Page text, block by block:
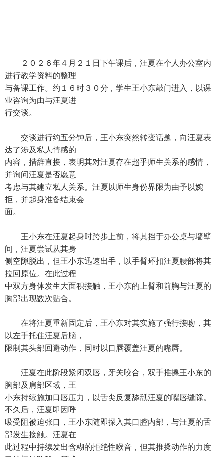
２０２６年４月２１日下午课后，汪夏在个人办公室内
进行教学资料的整理
与备课工作。约１６时３０分，学生王小东敲门进入，以课
业咨询为由与汪夏进
行交谈。
交谈进行约五分钟后，王小东突然转变话题，向汪夏表
达了涉及私人情感的
内容，措辞直接，表明其对汪夏存在超乎师生关系的感情，
并询问汪夏是否愿意
考虑与其建立私人关系。汪夏以师生身份界限为由予以婉
拒，并起身准备结束会
面。
王小东在汪夏起身时跨步上前，将其挡于办公桌与墙壁
间，汪夏尝试从其身
侧空隙脱出，但王小东迅速出手，以手臂环扣汪夏腰部将其
拉回原位。在此过程
中双方身体发生大面积接触，王小东的上臂和前胸与汪夏的
胸部出现数次贴合。
在将汪夏重新固定后，王小东对其实施了强行接吻，其
以左手托住汪夏后脑，
限制其头部回避动作，同时以口唇覆盖汪夏的嘴唇。
汪夏在此阶段紧闭双唇，牙关咬合，双手推搡王小东的
胸部及肩部区域，王
小东持续施加口唇压力，以舌尖反复舔舐汪夏的嘴唇缝隙。
不久后，汪夏即因呼
吸受阻被迫张口，王小东随即探入其口腔内部，与汪夏的舌
部发生接触。汪夏在
此过程中持续发出含糊的拒绝性喉音，但其推搡动作的力度